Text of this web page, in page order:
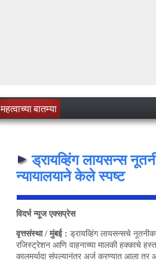
महत्वाच्या बातम्या
ड्रायव्हिंग लायसन्स
न्यायालयाने केले स्पष्ट
विदर्भ न्यूज एक्सप्रेस
वृत्तसंस्था / मुंबई : ड्रायव्हिंग लायसन्सचे
रजिस्ट्रेशन आणि वाहनाच्या मालकी हक्काचे
कालमर्यादा संपल्यानंतर अर्ज करण्यात आला तर